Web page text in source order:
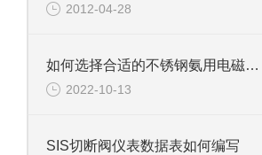
2012-04-28
如何选择合适的不锈钢氨用电磁阀，有依据吗
2022-10-13
SIS切断阀仪表数据表如何编写